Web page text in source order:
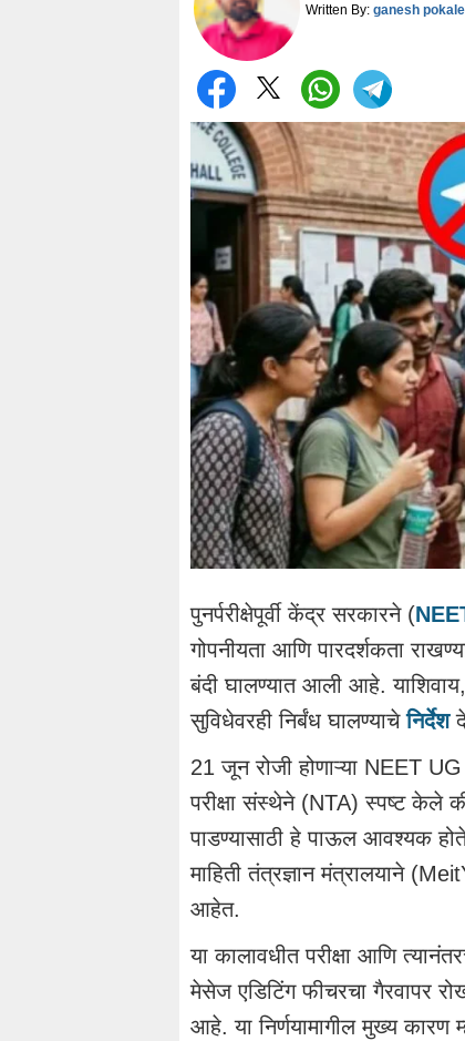
Written By: ganesh pokale
पुनर्परीक्षेपूर्वी केंद्र सरकारने (
गोपनीयता आणि पारदर्शकता
बंदी घालण्यात आली आहे.
सुविधेवरही निर्बंध घालण्याचेनिर्देश
21 जून रोजी होणाऱ्या NEET UG
परीक्षा संस्थेने (NTA) स्पष्ट केले की,
पाडण्यासाठी हे पाऊल आवश्यक
माहिती तंत्रज्ञान मंत्रालयाने
आहेत.
या कालावधीत परीक्षा आणि
मेसेज एडिटिंग फीचरचा गैरवापर
आहे. या निर्णयामागील मुख्य कारण